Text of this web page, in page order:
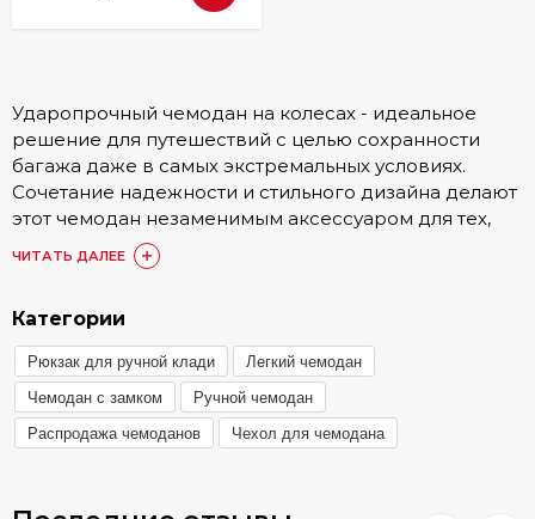
Ударопрочный чемодан на колесах - идеальное
решение для путешествий с целью сохранности
багажа даже в самых экстремальных условиях.
Сочетание надежности и стильного дизайна делают
этот чемодан незаменимым аксессуаром для тех,
кто ценит комфорт и безопасность во время
поездок.
Наш ударопрочный чемодан изготовлен из
высококачественных материалов, которые
выдерживают сильные удары и воздействия.
Прочная конструкция защищает ваш багаж от
повреждений, а также обеспечивает безопасное
хранение ценных вещей и личных предметов во
ЧИТАТЬ ДАЛЕЕ
Категории
Рюкзак для ручной клади
Легкий чемодан
Чемодан с замком
Ручной чемодан
Распродажа чемоданов
Чехол для чемодана